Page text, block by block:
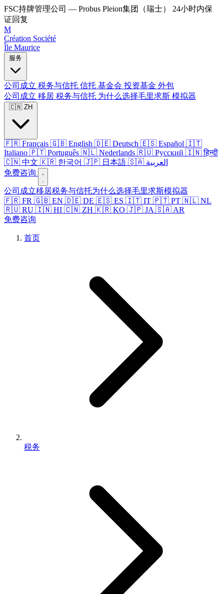
FSC持牌管理公司 — Probus Pleion集团（瑞士）
24小时内保
证回复
M
Création Société
Île Maurice
公司成立 税务与信托 信托 基金会 投资基金 外包
公司成立 移居 税务与信托 为什么选择毛里求斯 模拟器
🇫🇷 Français 🇬🇧 English 🇩🇪 Deutsch 🇪🇸 Español 🇮🇹
Italiano 🇵🇹 Português 🇳🇱 Nederlands 🇷🇺 Русский 🇮🇳 हिन्दी
🇨🇳 中文 🇰🇷 한국어 🇯🇵 日本語
🇸🇦 العربية
免费咨询
公司成立移居税务与信托为什么选择毛里求斯模拟器
🇫🇷 FR 🇬🇧 EN 🇩🇪 DE 🇪🇸 ES 🇮🇹 IT 🇵🇹 PT 🇳🇱 NL
🇷🇺 RU 🇮🇳 HI 🇨🇳 ZH 🇰🇷 KO 🇯🇵 JA 🇸🇦 AR
免费咨询
首页
税务